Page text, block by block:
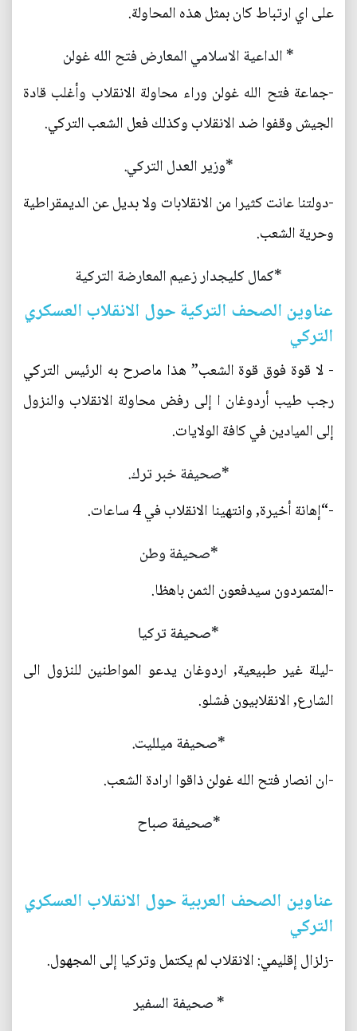
على اي ارتباط كان بمثل هذه المحاولة.
* الداعية الاسلامي المعارض فتح الله غولن
-جماعة فتح الله غولن وراء محاولة الانقلاب وأغلب قادة
الجيش وقفوا ضد الانقلاب وكذلك فعل الشعب التركي.
*وزير العدل التركي.
-دولتنا عانت كثيرا من الانقلابات ولا بديل عن الديمقراطية
وحرية الشعب.
*كمال كليجدار زعيم المعارضة التركية
عناوين الصحف التركية حول الانقلاب العسكري
التركي
- لا قوة فوق قوة الشعب” هذا ماصرح به الرئيس التركي
رجب طيب أردوغان ا إلى رفض محاولة الانقلاب والنزول
إلى الميادين في كافة الولايات.
*صحيفة خبر ترك.
-“إهانة أخيرة, وانتهينا الانقلاب في 4 ساعات.
*صحيفة وطن
-المتمردون سيدفعون الثمن باهظا.
*صحيفة تركيا
-ليلة غير طبيعية, اردوغان يدعو المواطنين للنزول الى
الشارع, الانقلابيون فشلو.
*صحيفة ميلليت.
-ان انصار فتح الله غولن ذاقوا ارادة الشعب.
*صحيفة صباح
عناوين الصحف العربية حول الانقلاب العسكري
التركي
-زلزال إقليمي: الانقلاب لم يكتمل وتركيا إلى المجهول.
* صحيفة السفير